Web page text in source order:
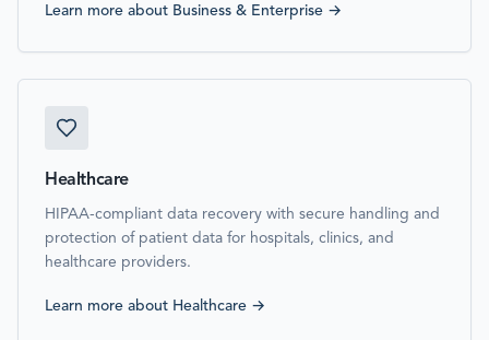
Learn more about Business & Enterprise →
Healthcare
HIPAA-compliant data recovery with secure handling and
protection of patient data for hospitals, clinics, and
healthcare providers.
Learn more about Healthcare →